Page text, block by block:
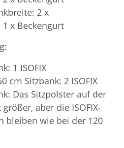
2 x
x Beckengurt
1 ISOFIX
cm Sitzbank: 2 ISOFIX
Das Sitzpolster auf der
aber die ISOFIX-
bleiben wie bei der 120